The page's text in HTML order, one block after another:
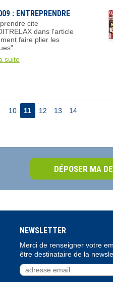
: ENTREPRENDRE
cite
dans l'article
faire plier les
suite
10 11 12 13 14
DÉPOSER MA
NEWSLETTER
Merci de renseigner votre
être destinataire de la